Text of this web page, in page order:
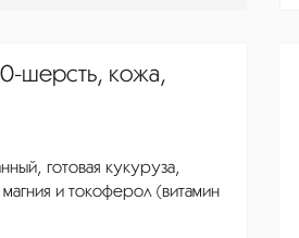
шерсть, кожа,
готовая кукуруза,
и токоферол (витамин